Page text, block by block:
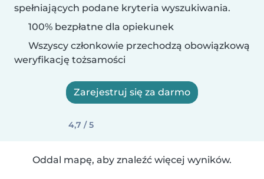
spełniających podane kryteria wyszukiwania.
100% bezpłatne dla opiekunek
Wszyscy członkowie przechodzą obowiązkową
weryfikację tożsamości
Zarejestruj się za darmo
4,7 / 5
Oddal mapę, aby znaleźć więcej wyników.